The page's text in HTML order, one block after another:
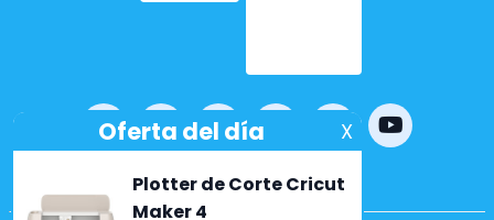
Powered bynopCommerce